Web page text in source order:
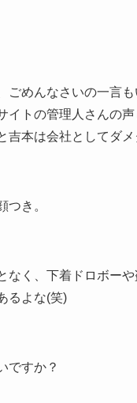
ごめんなさいの一言も
イトの管理人さんの
吉本は会社としてダメ
つき。
なく、下着ドロボー
るよな(笑)
ですか？